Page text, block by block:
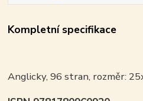
Kompletní specifikace
Anglicky, 96 stran, rozměr: